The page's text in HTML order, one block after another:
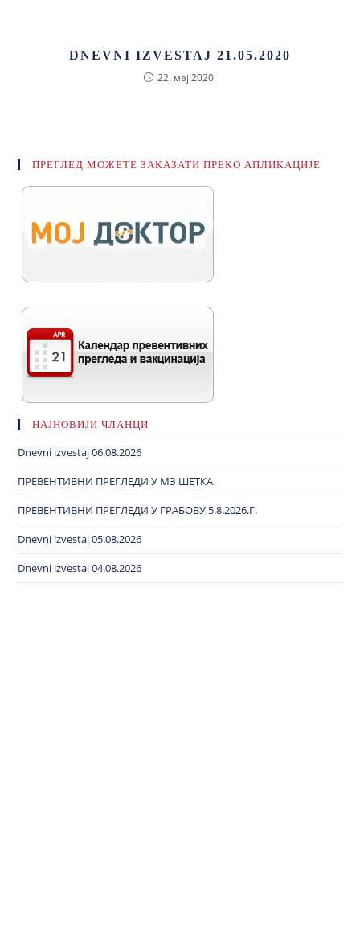
DNEVNI IZVESTAJ 21.05.2020
22. мај 2020.
ПРЕГЛЕД МОЖЕТЕ ЗАКАЗАТИ ПРЕКО АПЛИКАЦИЈЕ
НАЈНОВИЈИ ЧЛАНЦИ
Dnevni izvestaj 06.08.2026
ПРЕВЕНТИВНИ ПРЕГЛЕДИ У МЗ ШЕТКА
ПРЕВЕНТИВНИ ПРЕГЛЕДИ У ГРАБОВУ 5.8.2026.Г.
Dnevni izvestaj 05.08.2026
Dnevni izvestaj 04.08.2026